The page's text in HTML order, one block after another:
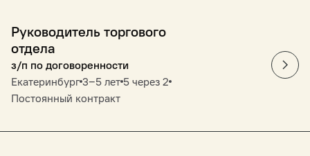
Руководитель торгового
отдела
з/п по договоренности
Екатеринбург 3‒5 лет 5 через 2
Постоянный контракт